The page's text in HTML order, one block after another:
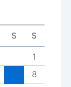
S S
1
8